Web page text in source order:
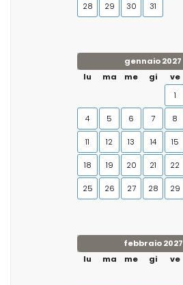
28 29 30 31
gennaio 2027
lu
ma me gi ve
1
4 5 6 7 8
11 12 13 14 15
18 19 20 21 22
25 26 27 28 29
febbraio 2027
lu
ma me gi ve